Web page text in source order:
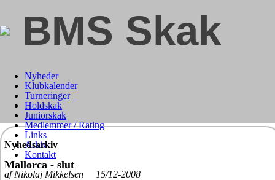
BMS Skak
Nyheder
Klubkalender
Turneringer
Holdskak
Juniorskak
Medlemmer / Rating
Links
Arkiv
Kontakt
Nyhedsarkiv
Mallorca - slut
af Nikolaj Mikkelsen 15/12-2008